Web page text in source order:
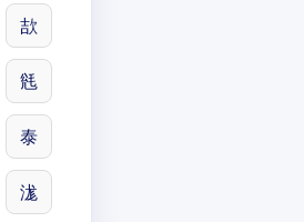
欯
毤
泰
浝